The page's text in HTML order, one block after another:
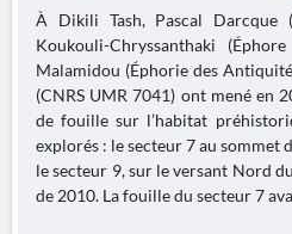
À Dikili Tash, Pascal Darcque
Koukouli-Chryssanthaki
Malamidou (Éphorie des
(CNRS UMR 7041) ont mené en
de fouille sur l’habitat
explorés : le secteur 7 au sommet
le secteur 9, sur le versant Nord
de 2010. La fouille du secteur 7